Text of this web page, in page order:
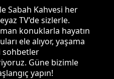
Sabah Kahvesi her
TV’de sizlerle.
konuklarla hayatın
ele alıyor, yaşama
sohbetler
Güne bizimle
yapın!